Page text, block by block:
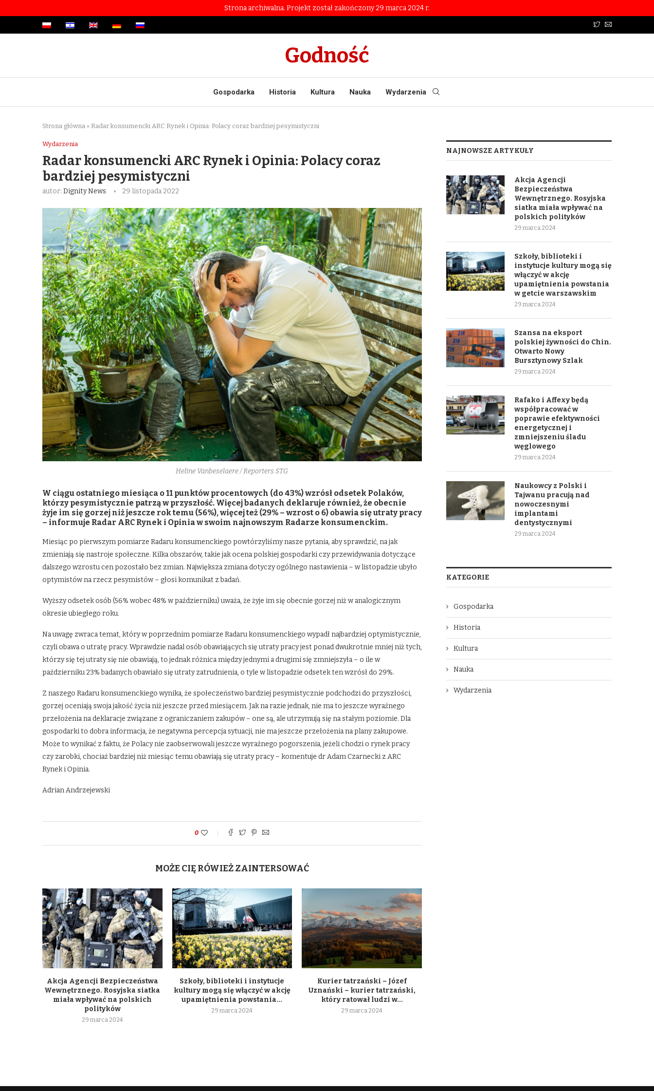
Strona archiwalna. Projekt został zakończony 29 marca 2024 r.
Godność
Gospodarka Historia Kultura Nauka Wydarzenia
Strona główna » Radar konsumencki ARC Rynek i Opinia: Polacy coraz bardziej pesymistyczni
Wydarzenia
Radar konsumencki ARC Rynek i Opinia: Polacy coraz
bardziej pesymistyczni
autor: Dignity News 29 listopada 2022
Heline Vanbeselaere / Reporters STG
W ciągu ostatniego miesiąca o 11 punktów procentowych (do 43%) wzrósł odsetek Polaków,
którzy pesymistycznie patrzą w przyszłość. Więcej badanych deklaruje również, że obecnie
żyje im się gorzej niż jeszcze rok temu (56%), więcej też (29% – wzrost o 6) obawia się utraty pracy
– informuje Radar ARC Rynek i Opinia w swoim najnowszym Radarze konsumenckim.
Miesiąc po pierwszym pomiarze Radaru konsumenckiego powtórzyliśmy nasze pytania, aby sprawdzić, na jak
zmieniają się nastroje społeczne. Kilka obszarów, takie jak ocena polskiej gospodarki czy przewidywania dotyczące
dalszego wzrostu cen pozostało bez zmian. Największa zmiana dotyczy ogólnego nastawienia – w listopadzie ubyło
optymistów na rzecz pesymistów – głosi komunikat z badań.
Wyższy odsetek osób (56% wobec 48% w październiku) uważa, że żyje im się obecnie gorzej niż w analogicznym
okresie ubiegłego roku.
Na uwagę zwraca temat, który w poprzednim pomiarze Radaru konsumenckiego wypadł najbardziej optymistycznie,
czyli obawa o utratę pracy. Wprawdzie nadal osób obawiających się utraty pracy jest ponad dwukrotnie mniej niż tych,
którzy się tej utraty się nie obawiają, to jednak różnica między jednymi a drugimi się zmniejszyła – o ile w
październiku 23% badanych obawiało się utraty zatrudnienia, o tyle w listopadzie odsetek ten wzrósł do 29%.
Z naszego Radaru konsumenckiego wynika, że społeczeństwo bardziej pesymistycznie podchodzi do przyszłości,
gorzej oceniają swoja jakość życia niż jeszcze przed miesiącem. Jak na razie jednak, nie ma to jeszcze wyraźnego
przełożenia na deklaracje związane z ograniczaniem zakupów – one są, ale utrzymują się na stałym poziomie. Dla
gospodarki to dobra informacja, że negatywna percepcja sytuacji, nie ma jeszcze przełożenia na plany zakupowe.
Może to wynikać z faktu, że Polacy nie zaobserwowali jeszcze wyraźnego pogorszenia, jeżeli chodzi o rynek pracy
czy zarobki, chociaż bardziej niż miesiąc temu obawiają się utraty pracy – komentuje dr Adam Czarnecki z ARC
Rynek i Opinia.
Adrian Andrzejewski
0
MOŻE CIĘ RÓWIEŻ ZAINTERSOWAĆ
Akcja Agencji Bezpieczeństwa
Wewnętrznego. Rosyjska siatka
miała wpływać na polskich
polityków
29 marca 2024
Szkoły, biblioteki i instytucje
kultury mogą się włączyć w akcję
upamiętnienia powstania...
29 marca 2024
Kurier tatrzański – Józef
Uznański – kurier tatrzański,
który ratował ludzi w...
29 marca 2024
NAJNOWSZE ARTYKUŁY
Akcja Agencji
Bezpieczeństwa
Wewnętrznego. Rosyjska
siatka miała wpływać na
polskich polityków
29 marca 2024
Szkoły, biblioteki i
instytucje kultury mogą się
włączyć w akcję
upamiętnienia powstania
w getcie warszawskim
29 marca 2024
Szansa na eksport
polskiej żywności do Chin.
Otwarto Nowy
Bursztynowy Szlak
29 marca 2024
Rafako i Affexy będą
współpracować w
poprawie efektywności
energetycznej i
zmniejszeniu śladu
węglowego
29 marca 2024
Naukowcy z Polski i
Tajwanu pracują nad
nowoczesnymi
implantami
dentystycznymi
29 marca 2024
KATEGORIE
Gospodarka
Historia
Kultura
Nauka
Wydarzenia